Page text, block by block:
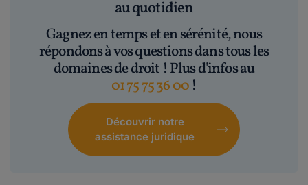
au quotidien
Gagnez en temps et en sérénité, nous
répondons à vos questions dans tous les
domaines de droit ! Plus d'infos au
01 75 75 36 00 !
Découvrir notre
assistance juridique